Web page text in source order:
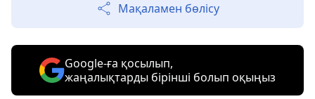
Мақаламен бөлісу
Google-ға қосылып,
жаңалықтарды бірінші болып оқыңыз